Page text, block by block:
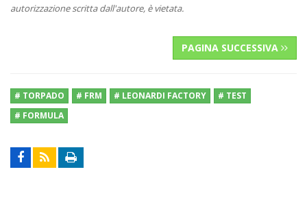
autorizzazione scritta dall'autore, è vietata.
PAGINA SUCCESSIVA
# TORPADO # FRM # LEONARDI FACTORY
# TEST
# FORMULA